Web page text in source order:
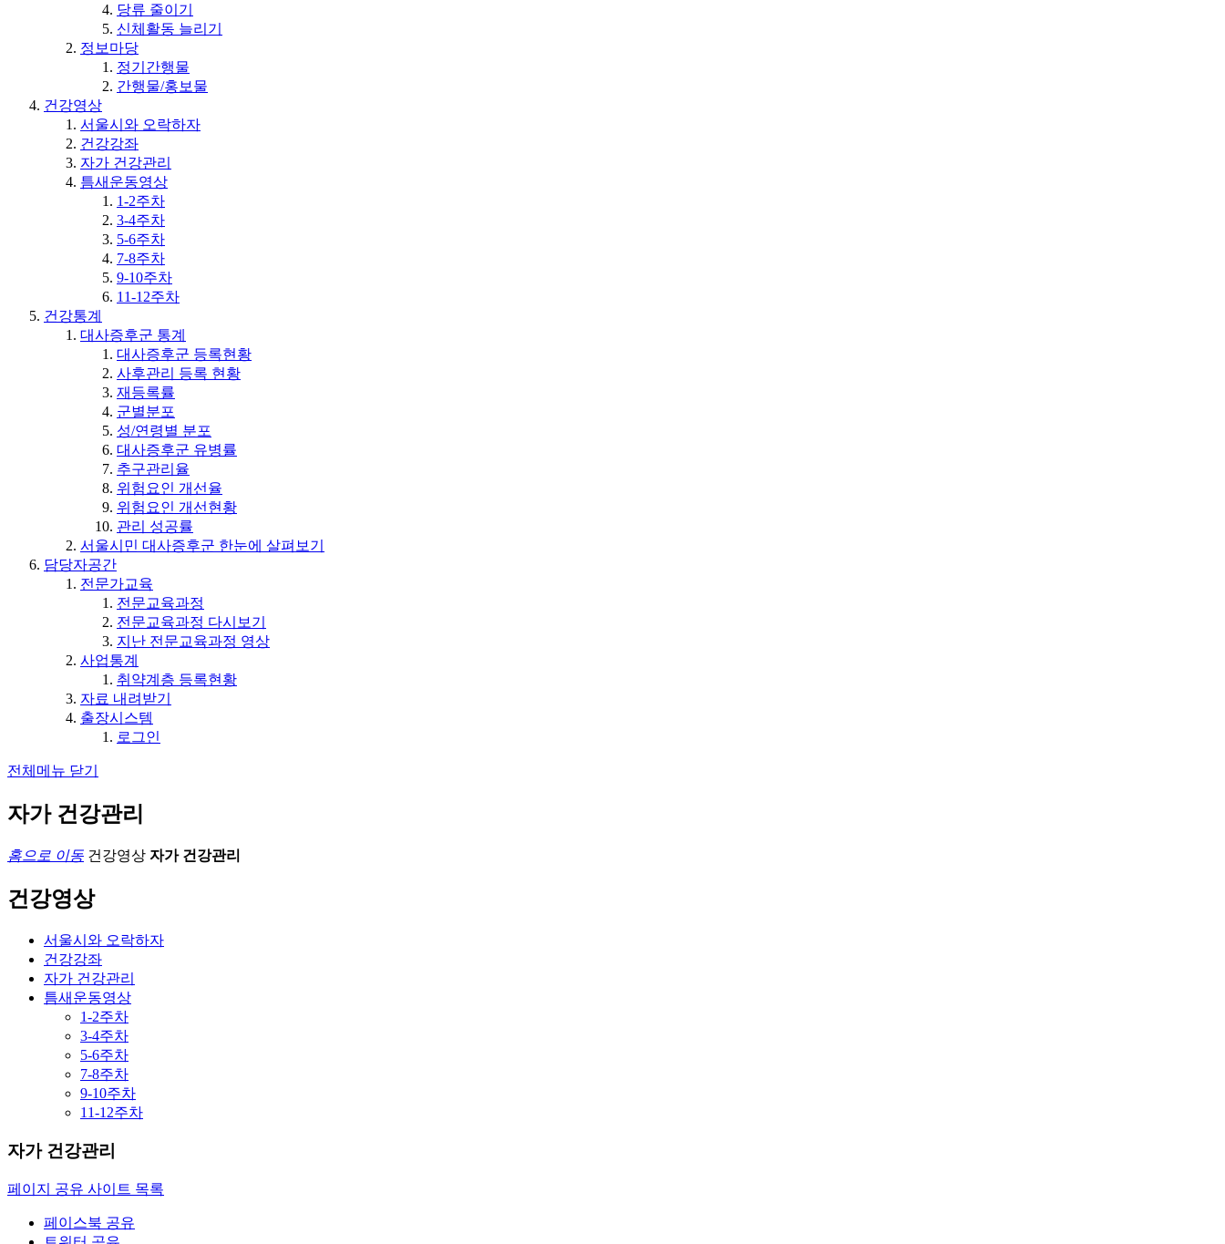
당류 줄이기
신체활동 늘리기
정보마당
정기간행물
간행물/홍보물
건강영상
서울시와 오락하자
건강강좌
자가 건강관리
틈새운동영상
1-2주차
3-4주차
5-6주차
7-8주차
9-10주차
11-12주차
건강통계
대사증후군 통계
대사증후군 등록현황
사후관리 등록 현황
재등록률
군별분포
성/연령별 분포
대사증후군 유병률
추구관리율
위험요인 개선율
위험요인 개선현황
관리 성공률
서울시민 대사증후군 한눈에 살펴보기
담당자공간
전문가교육
전문교육과정
전문교육과정 다시보기
지난 전문교육과정 영상
사업통계
취약계층 등록현황
자료 내려받기
출장시스템
로그인
전체메뉴 닫기
자가 건강관리
홈으로 이동 건강영상 자가 건강관리
건강영상
서울시와 오락하자
건강강좌
자가 건강관리
틈새운동영상
1-2주차
3-4주차
5-6주차
7-8주차
9-10주차
11-12주차
자가 건강관리
페이지 공유 사이트 목록
페이스북 공유